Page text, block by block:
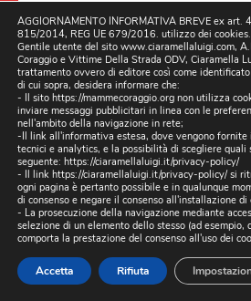
FEBBRAIO 2023
GENNAIO 2023
DICEMBRE 2022
NOVEMBRE 2022
OTTOBRE 2022
AGGIORNAMENTO INFORMATIVA BREVE ex
815/2014, REG UE 679/2016. utilizzo dei cookies.
Gentile utente del sito www.ciaramellaluigi.com,
Coraggio e Vittime Della Strada ODV, Ciaramella
trattamento ovvero di editore così come
di cui sopra, desidera informare che:
- Il sito https://mammecoraggio.org non utilizza
inviare messaggi pubblicitari in linea con le
nell'ambito della navigazione in rete;
-Il link all'informativa estesa, dove vengono fornite
tecnici e analytics, e la possibilità di scegliere
seguente: https://ciaramellaluigi.it/privacy-policy/
- Il link https://ciaramellaluigi.it/privacy-policy/si
ogni pagina è pertanto possibile e in qualunque
di consenso e negare il consenso all'installazione di
- La prosecuzione della navigazione mediante
selezione di un elemento dello stesso (ad esempio,
comporta la prestazione del consenso all'uso dei
Accetta Rifiuta